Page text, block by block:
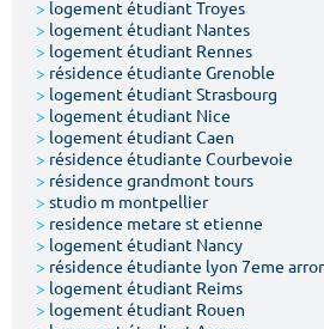
Votre date d'entrée
> logement étudiant Troyes
> logement étudiant Nantes
> logement étudiant Rennes
> résidence étudiante Grenoble
> logement étudiant Strasbourg
> logement étudiant Nice
> logement étudiant Caen
> résidence étudiante Courbevoie
> résidence grandmont tours
> studio m montpellier
> residence metare st etienne
> logement étudiant Nancy
> résidence étudiante lyon 7eme
> logement étudiant Reims
> logement étudiant Rouen